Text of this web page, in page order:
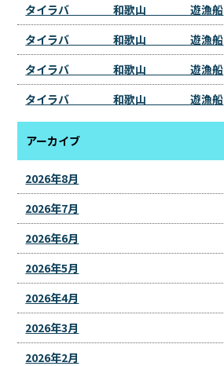
タイラバ 和歌山 遊漁船
タイラバ 和歌山 遊漁船
タイラバ 和歌山 遊漁船
タイラバ 和歌山 遊漁船
アーカイブ
2026年8月
2026年7月
2026年6月
2026年5月
2026年4月
2026年3月
2026年2月